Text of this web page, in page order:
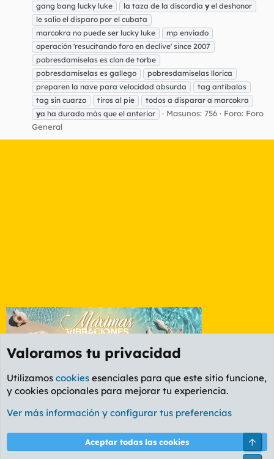
gang bang lucky luke
la taza de la discordia y el deshonor
le salio el disparo por el cubata
marcokra no puede ser lucky luke
mp enviado
operación 'resucitando foro en declive' since 2007
pobresdamiselas es clon de torbe
pobresdamiselas es gallego
pobresdamiselas llorica
preparen la nave para velocidad absurda
tag antibalas
tag sin cuarzo
tiros al pie
todos a disparar a marcokra
ya ha durado más que el anterior Masunos: 756 Foro: Foro
General
Etiquetas
Cookies
PL OLDSTYLE AMARILLO
Términos y reglas Política de privacidad Ayuda
Valoramos tu privacidad
Utilizamos cookies esenciales para que este sitio funcione,
y cookies opcionales para mejorar tu experiencia.
Ver más información y configurar tus preferencias
Aceptar todas las cookies